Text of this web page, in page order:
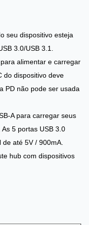
seu dispositivo esteja
3.0/USB 3.1.
alimentar e carregar
do dispositivo deve
PD não pode ser usada
A para carregar seus
5 portas USB 3.0
até 5V / 900mA.
hub com dispositivos